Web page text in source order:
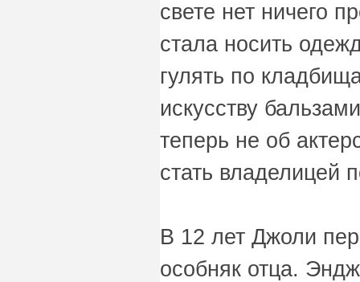
свете нет ничего
стала носить
гулять по
искусству
теперь не об
стать владелицей
В 12 лет Джоли
особняк отца.